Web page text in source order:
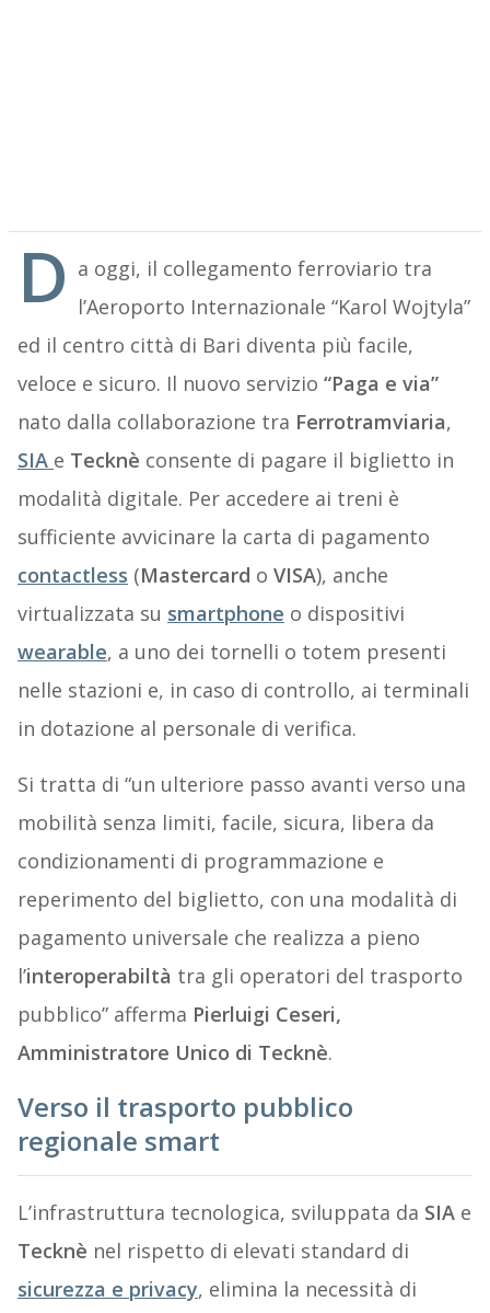
D a oggi, il collegamento ferroviario tra
l’Aeroporto Internazionale “Karol Wojtyla”
ed il centro città di Bari diventa più facile,
veloce e sicuro. Il nuovo servizio “Paga e via”
nato dalla collaborazione tra Ferrotramviaria,
SIA e Tecknè consente di pagare il biglietto in
modalità digitale. Per accedere ai treni è
sufficiente avvicinare la carta di pagamento
contactless (Mastercard o VISA), anche
virtualizzata su smartphone o dispositivi
wearable, a uno dei tornelli o totem presenti
nelle stazioni e, in caso di controllo, ai terminali
in dotazione al personale di verifica.
Si tratta di “un ulteriore passo avanti verso una
mobilità senza limiti, facile, sicura, libera da
condizionamenti di programmazione e
reperimento del biglietto, con una modalità di
pagamento universale che realizza a pieno
l’interoperabiltà tra gli operatori del trasporto
pubblico” afferma Pierluigi Ceseri,
Amministratore Unico di Tecknè.
Verso il trasporto pubblico
regionale smart
L’infrastruttura tecnologica, sviluppata da SIAe
Tecknè nel rispetto di elevati standard di
sicurezza e privacy, elimina la necessità di